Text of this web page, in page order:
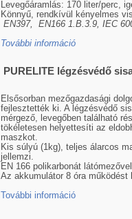
Levegőáramlás: 170 liter/perc,
Könnyű, rendkívül kényelmes
EN397, EN166 1.B.3.9, IEC
További információ
PURELITE légzésvédő
Elsősorban mezőgazdasági
fejlesztették ki. A légzésvédő
mérgező, levegőben található
tökéletesen helyettesíti az
maszkot.
Kis súlyú (1kg), teljes álarcos
jellemzi.
EN 166 polikarbonát
Az akkumulátor 8 óra
További információ